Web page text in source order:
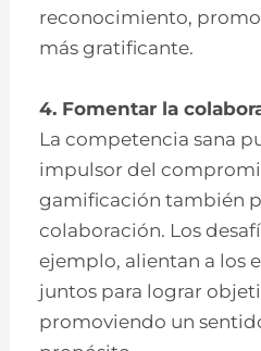
reconocimiento,
más gratificante.
4. Fomentar la
La competencia sana
impulsor del
gamificación también
colaboración. Los
ejemplo, alientan a los
juntos para lograr
promoviendo un